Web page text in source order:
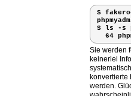
$
$
ls -s
64
Sie werden
keinerlei
konvertierte
werden.